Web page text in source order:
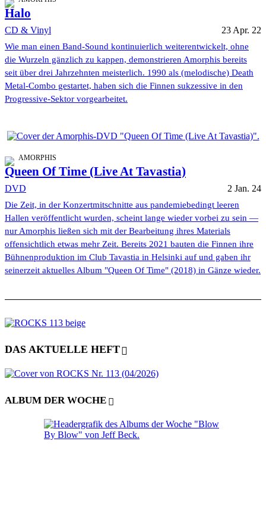
Halo
CD & Vinyl 23 Apr. 22
Wie man einen Band-Sound kontinuierlich weiterentwickelt, ohne
die Wurzeln gänzlich zu kappen, demonstrieren Amorphis bereits
seit über drei Jahrzehnten meisterlich. 1990 als (melodische) Death
Metal-Combo gestartet, haben sich die Finnen sukzessive in den
Progressive-Sektor vorgearbeitet.
AMORPHIS
Queen Of Time (Live At Tavastia)
DVD 2 Jan. 24
Die Zeit, in der Konzertmitschnitte aus pandemiebedingt leeren
Hallen veröffentlicht wurden, scheint lange wieder vorbei zu sein —
nur Amorphis ließen sich mit der Bearbeitung ihres Materials
offensichtlich etwas mehr Zeit. Bereits 2021 bauten die Finnen ihre
Bühnenproduktion im Club Tavastia in Helsinki auf und gaben ihr
seinerzeit aktuelles Album "Queen Of Time" (2018) in Gänze wieder.
DAS AKTUELLE HEFT
ALBUM DER WOCHE